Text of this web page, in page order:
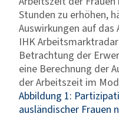
Stunden zu erhöhen,
Auswirkungen auf
IHK
Betrachtung der
eine Berechnung der
der Arbeitszeit im
Abbildung 1:
ausländischer Frauen